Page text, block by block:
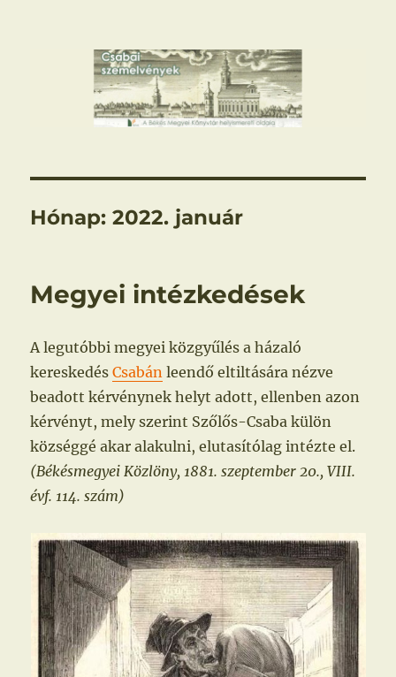
Csabai szemelvények
Hónap:2022. január
Megyei intézkedések
A legutóbbi megyei közgyűlés a házaló
kereskedésCsabán leendő eltiltására nézve
beadott kérvénynek helyt adott, ellenben azon
kérvényt, mely szerint Szőlős-Csaba külön
községgé akar alakulni, elutasítólag intézte el.
(Békésmegyei Közlöny, 1881. szeptember 20., VIII.
évf. 114. szám)